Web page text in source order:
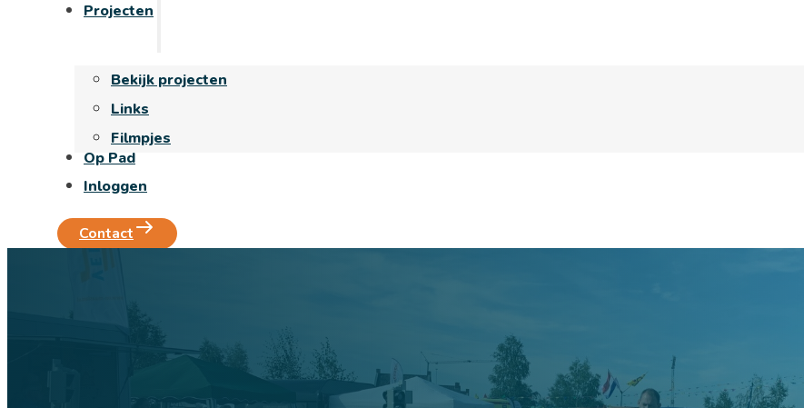
Projecten
Bekijk projecten
Links
Filmpjes
Op Pad
Inloggen
Contact